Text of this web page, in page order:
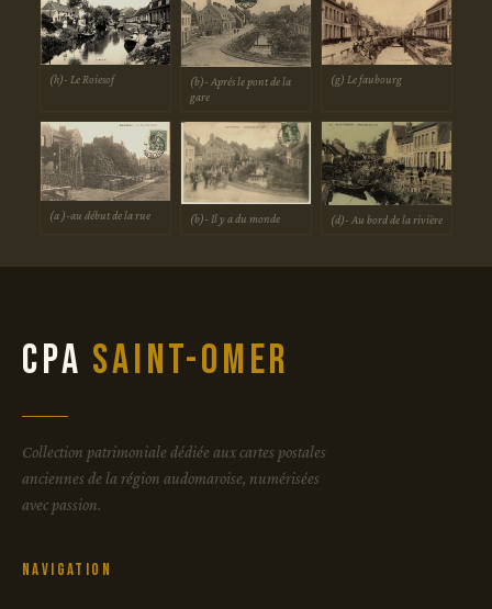
(h)- Le Roiesof
(b)- Aprés le pont de la
gare
(g) Le faubourg
(a )-au début de la rue (b)- Il y a du monde (d)- Au bord de la rivière
CPA Saint-Omer
Collection patrimoniale dédiée aux cartes postales
anciennes de la région audomaroise, numérisées
avec passion.
Navigation